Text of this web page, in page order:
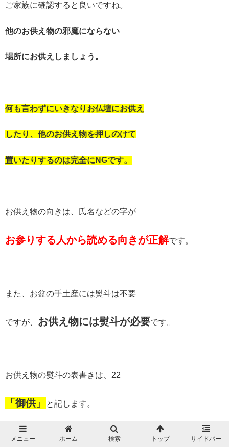
ご家族に確認すると良いですね。
他のお供え物の邪魔にならない
場所にお供えしましょう。
何も言わずにいきなりお仏壇にお供え
したり、他のお供え物を押しのけて
置いたりするのは完全にNGです。
お供え物の向きは、氏名などの字が
お参りする人から読める向きが正解です。
また、お盆の手土産には熨斗は不要
ですが、 お供え物には熨斗が必要です。
お供え物の熨斗の表書きは、22
「御供」 と記します。
メニュー ホーム 検索 トップ サイドバー